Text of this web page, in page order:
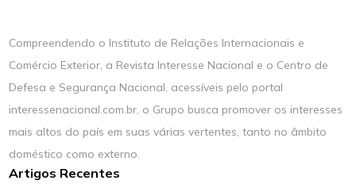
Compreendendo o Instituto de Relações Internacionais e
Comércio Exterior, a Revista Interesse Nacional e o Centro de
Defesa e Segurança Nacional, acessíveis pelo portal
interessenacional.com.br, o Grupo busca promover os interesses
mais altos do país em suas várias vertentes, tanto no âmbito
doméstico como externo.
Artigos Recentes